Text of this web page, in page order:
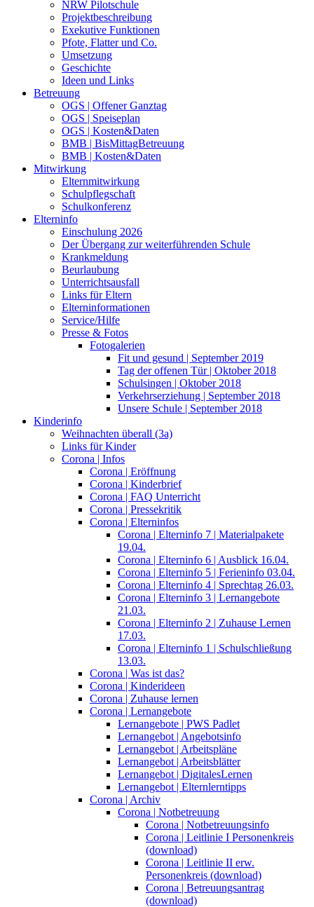
NRW Pilotschule
Projektbeschreibung
Exekutive Funktionen
Pfote, Flatter und Co.
Umsetzung
Geschichte
Ideen und Links
Betreuung
OGS | Offener Ganztag
OGS | Speiseplan
OGS | Kosten&Daten
BMB | BisMittagBetreuung
BMB | Kosten&Daten
Mitwirkung
Elternmitwirkung
Schulpflegschaft
Schulkonferenz
Elterninfo
Einschulung 2026
Der Übergang zur weiterführenden Schule
Krankmeldung
Beurlaubung
Unterrichtsausfall
Links für Eltern
Elterninformationen
Service/Hilfe
Presse & Fotos
Fotogalerien
Fit und gesund | September 2019
Tag der offenen Tür | Oktober 2018
Schulsingen | Oktober 2018
Verkehrserziehung | September 2018
Unsere Schule | September 2018
Kinderinfo
Weihnachten überall (3a)
Links für Kinder
Corona | Infos
Corona | Eröffnung
Corona | Kinderbrief
Corona | FAQ Unterricht
Corona | Pressekritik
Corona | Elterninfos
Corona | Elterninfo 7 | Materialpakete
19.04.
Corona | Elterninfo 6 | Ausblick 16.04.
Corona | Elterninfo 5 | Ferieninfo 03.04.
Corona | Elterninfo 4 | Sprechtag 26.03.
Corona | Elterninfo 3 | Lernangebote
21.03.
Corona | Elterninfo 2 | Zuhause Lernen
17.03.
Corona | Elterninfo 1 | Schulschließung
13.03.
Corona | Was ist das?
Corona | Kinderideen
Corona | Zuhause lernen
Corona | Lernangebote
Lernangebote | PWS Padlet
Lernangebot | Angebotsinfo
Lernangebot | Arbeitspläne
Lernangebot | Arbeitsblätter
Lernangebot | DigitalesLernen
Lernangebot | Elternlerntipps
Corona | Archiv
Corona | Notbetreuung
Corona | Notbetreuungsinfo
Corona | Leitlinie I Personenkreis
(download)
Corona | Leitlinie II erw.
Personenkreis (download)
Corona | Betreuungsantrag
(download)